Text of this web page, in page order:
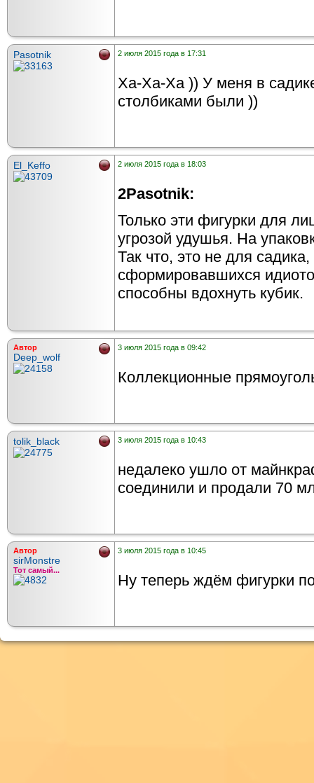
Pasotnik 2 июля 2015 года в 17:31
Ха-Ха-Ха )) У меня в
столбиками были ))
El_Keffo 2 июля 2015 года в 18:03
2Pasotnik:
Только эти фигурки для
угрозой удушья. На
Так что, это не для
сформировавшихся
способны вдохнуть кубик.
Автор
Deep_wolf
3 июля 2015 года в 09:42
Коллекционные
tolik_black 3 июля 2015 года в 10:43
недалеко ушло от
соединили и продали 70
Автор
sirMonstre
Тот самый...
3 июля 2015 года в 10:45
Ну теперь ждём фигурки